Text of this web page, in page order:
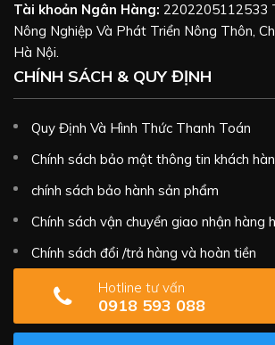
Tài khoản Ngân Hàng: 2202205112533
Nông Nghiệp Và Phát Triển Nông Thôn,
Hà Nội.
CHÍNH SÁCH & QUY ĐỊNH
Quy Định Và Hình Thức Thanh Toán
Chính sách bảo mật thông tin khách
chính sách bảo hành sản phẩm
Chính sách vận chuyển giao nhận hàng
Chính sách đổi /trả hàng và hoàn tiền
Hotline tư vấn
0918 593 088